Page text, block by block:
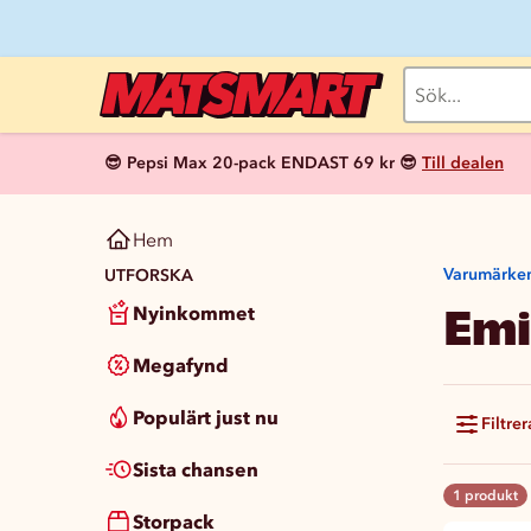
😎 Pepsi Max 20-pack ENDAST 69 kr 😎 Till dealen
Hem
UTFORSKA
Nyinkommet
Megafynd
Populärt just nu
Sista chansen
Storpack
1 produkt